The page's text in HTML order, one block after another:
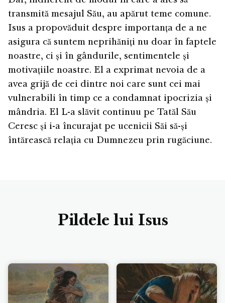
transmită mesajul Său, au apărut teme comune.
Isus a propovăduit despre importanța de a ne
asigura că suntem neprihăniți nu doar în faptele
noastre, ci și în gândurile, sentimentele și
motivațiile noastre. El a exprimat nevoia de a
avea grijă de cei dintre noi care sunt cei mai
vulnerabili în timp ce a condamnat ipocrizia și
mândria. El L-a slăvit continuu pe Tatăl Său
Ceresc și i-a încurajat pe ucenicii Săi să-și
întărească relația cu Dumnezeu prin rugăciune.
Pildele lui Isus